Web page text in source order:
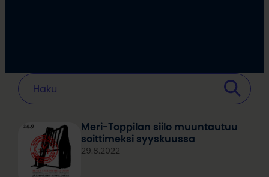
Meri-Toppilan siilo muuntautuu
soittimeksi syyskuussa
29.8.2022